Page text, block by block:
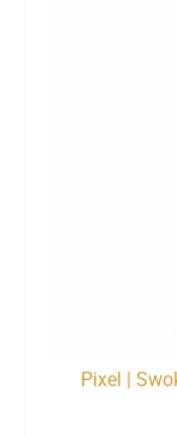
Pixel |